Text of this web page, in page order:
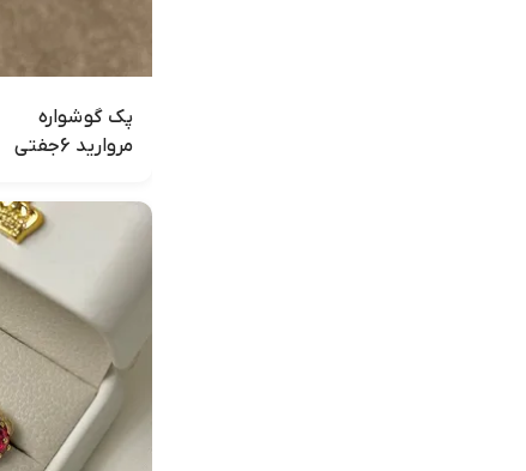
پک گوشواره
مروارید 6جفتی